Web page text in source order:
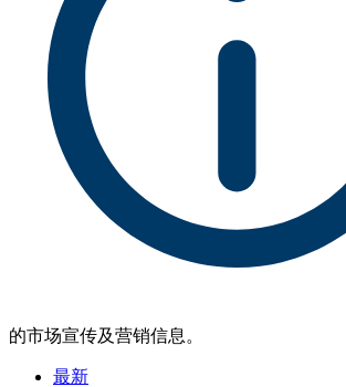
的市场宣传及营销信息。
最新